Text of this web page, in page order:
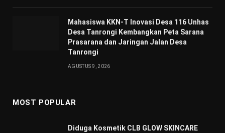
Mahasiswa KKN-T Inovasi Desa 116 Unhas
Desa Tanrongi Kembangkan Peta Sarana
Prasarana dan Jaringan Jalan Desa
Tanrongi
AGUSTUS 9, 2026
MOST POPULAR
Diduga Kosmetik CLB GLOW SKINCARE